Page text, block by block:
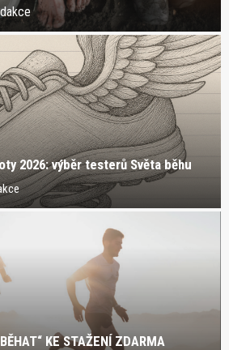
2026: výběr testerů Světa běhu
KE STAŽENÍ ZDARMA